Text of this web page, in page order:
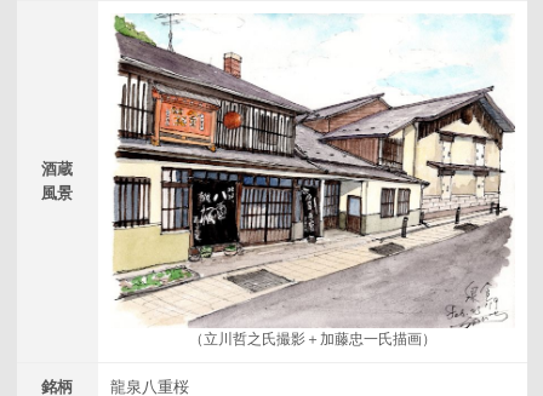
酒蔵
風景
（立川哲之氏撮影＋加藤忠一氏描画）
銘柄 龍泉八重桜